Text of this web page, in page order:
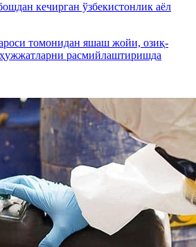
кечирган ўзбекистонлик аёл
томонидан яшаш жойи, озиқ-
расмийлаштиришда